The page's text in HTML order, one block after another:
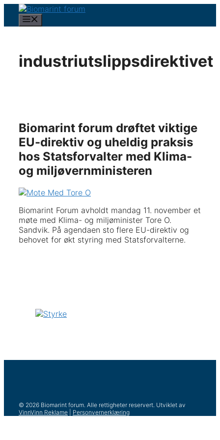
Hopp
innhold
industriutslippsdirektivet
Biomarint forum drøftet viktige
EU-direktiv og uheldig praksis
hos Statsforvalter med Klima-
og miljøvernministeren
Biomarint Forum avholdt mandag 11. november et
møte med Klima- og miljøminister Tore O.
Sandvik. På agendaen sto flere EU-direktiv og
behovet for økt styring med Statsforvalterne.
© 2026 Biomarint forum. Alle rettigheter reservert. Utviklet av
VinnVinn Reklame
Personvernerklæring